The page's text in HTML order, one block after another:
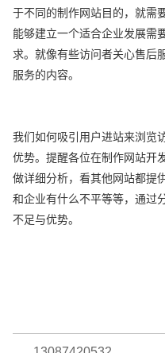
于不同的制作网站目的，就需
能够建立一个适合企业发展需
求。就像有些访问者关心售后
服务的内容。
我们如何吸引用户进站来浏览
优势。提醒各位在制作网站开
做详细分析，看其他网站都提
和企业有什么不平等等，通过
不足与优势。